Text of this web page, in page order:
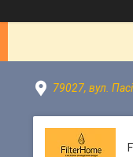
79027, вул.